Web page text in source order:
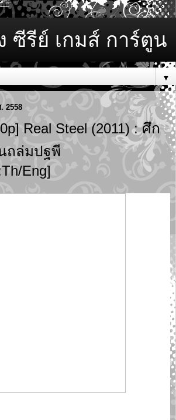
ซีรีย์ เกมส์ การ์ตูน
▼
2558
Real Steel (2011) : ศึก
ถล่มปฐพี
Eng]